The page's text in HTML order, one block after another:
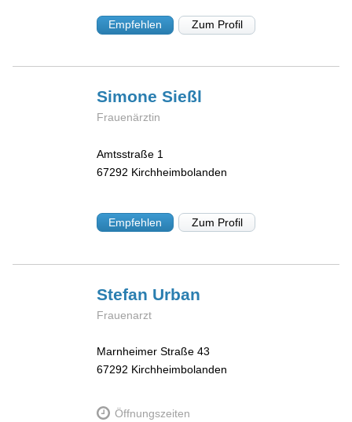
Empfehlen Zum Profil
SimoneSießl
Frauenärztin
Amtsstraße 1
67292 Kirchheimbolanden
Empfehlen Zum Profil
Stefan Urban
Frauenarzt
Marnheimer Straße 43
67292 Kirchheimbolanden
Öffnungszeiten